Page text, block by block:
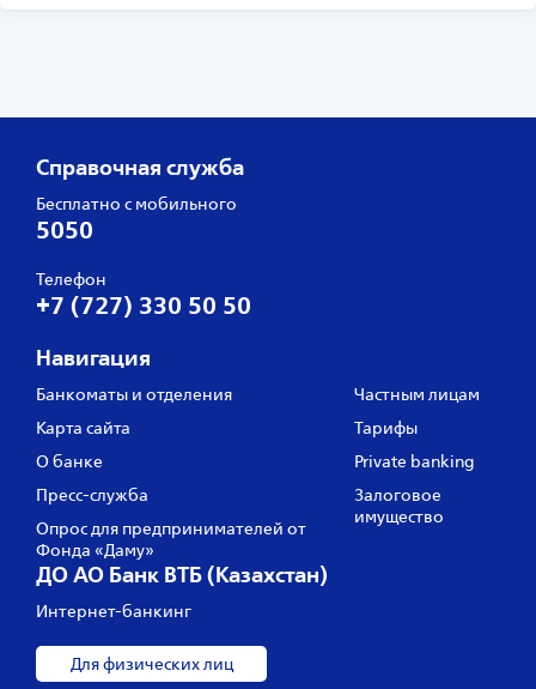
Справочная служба
Бесплатно с мобильного
5050
Телефон
+7 (727) 330 50 50
Навигация
Банкоматы и отделения
Карта сайта
О банке
Пресс‑служба
Опрос для предпринимателей от
Фонда «Даму»
Частным лицам
Тарифы
Private banking
Залоговое
имущество
ДО АО Банк ВТБ (Казахстан)
Интернет-банкинг
Для физических лиц